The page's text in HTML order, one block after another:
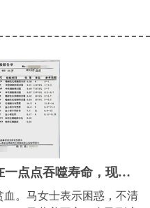
这4个“好习惯”是陷阱，正在一点点吞噬寿命，现在改还来得及
。马女士表示困惑，不清